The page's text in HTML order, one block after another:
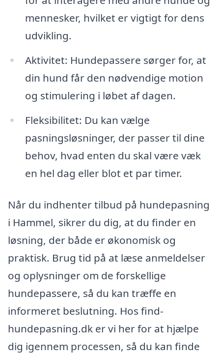
mennesker, hvilket er vigtigt for dens
udvikling.
Aktivitet: Hundepassere sørger for, at
din hund får den nødvendige motion
og stimulering i løbet af dagen.
Fleksibilitet: Du kan vælge
pasningsløsninger, der passer til dine
behov, hvad enten du skal være væk
en hel dag eller blot et par timer.
Når du indhenter tilbud på hundepasning
i Hammel, sikrer du dig, at du finder en
løsning, der både er økonomisk og
praktisk. Brug tid på at læse anmeldelser
og oplysninger om de forskellige
hundepassere, så du kan træffe en
informeret beslutning. Hos find-
hundepasning.dk er vi her for at hjælpe
dig igennem processen, så du kan finde